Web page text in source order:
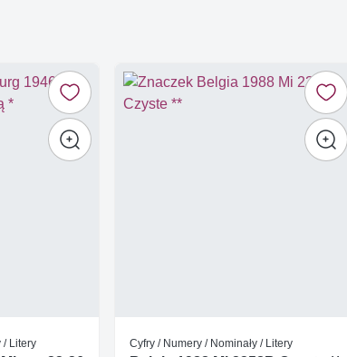
/ Litery Cyfry / Numery / Nominały / Litery